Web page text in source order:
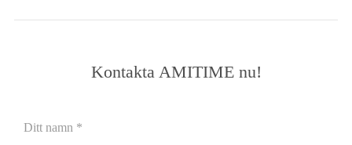
Kontakta AMITIME nu!